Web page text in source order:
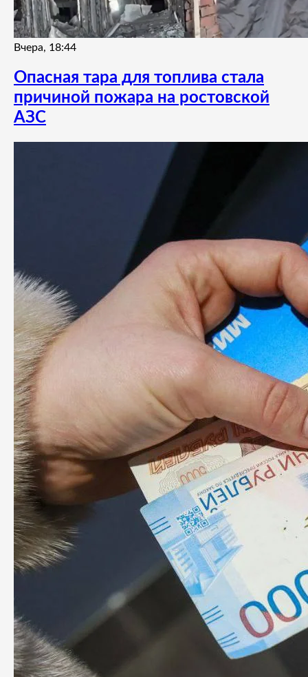
Вчера, 18:44
Опасная тара для топлива стала
причиной пожара на ростовской
АЗС